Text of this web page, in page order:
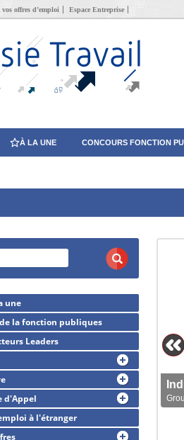
offres d’emploi Espace Entreprise
À LA UNE CONCOURS FONCTION
une
de la fonction publiques
Leaders
d'Appel
à l'étranger